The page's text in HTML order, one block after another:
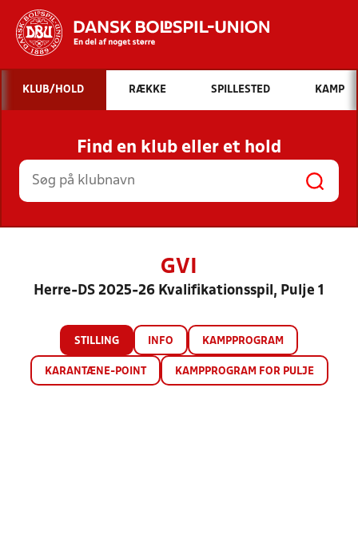
Hvad vil du søge efter?
INDHOLD OG NYHEDER
STILLINGER, RESULTATER, KLUBBER OG
HOLD
KLUB/HOLD RÆKKE SPILLESTED KAMP
Find en klub eller et hold
GVI
Herre-DS 2025-26 Kvalifikationsspil, Pulje 1
STILLING INFO KAMPPROGRAM
KARANTÆNE-POINT KAMPPROGRAM FOR PULJE